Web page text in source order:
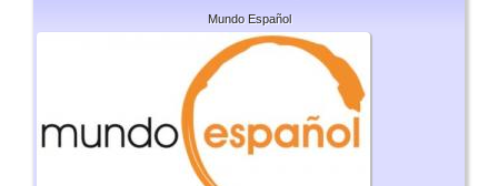
Mundo Español